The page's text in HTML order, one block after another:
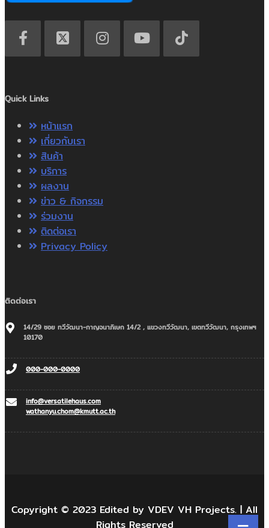
Quick Links
หน้าแรก
เกี่ยวกับเรา
สินค้า
บริการ
ผลงาน
ข่าว & กิจกรรม
ร่วมงาน
ติดต่อเรา
Privacy Policy
ติดต่อเรา
14/29 ซอย ทวีวัฒนา-กาญจนาภิเษก 14/2 , แขวงทวีวัฒนา, เขตทวีวัฒนา, กรุงเทพฯ
10170
000-000-0000
info@versatilehaus.com
wathanyu.chom@kmutt.ac.th
Copyright © 2023 Edited by VDEV VH Projects. | All
Rights Reserved